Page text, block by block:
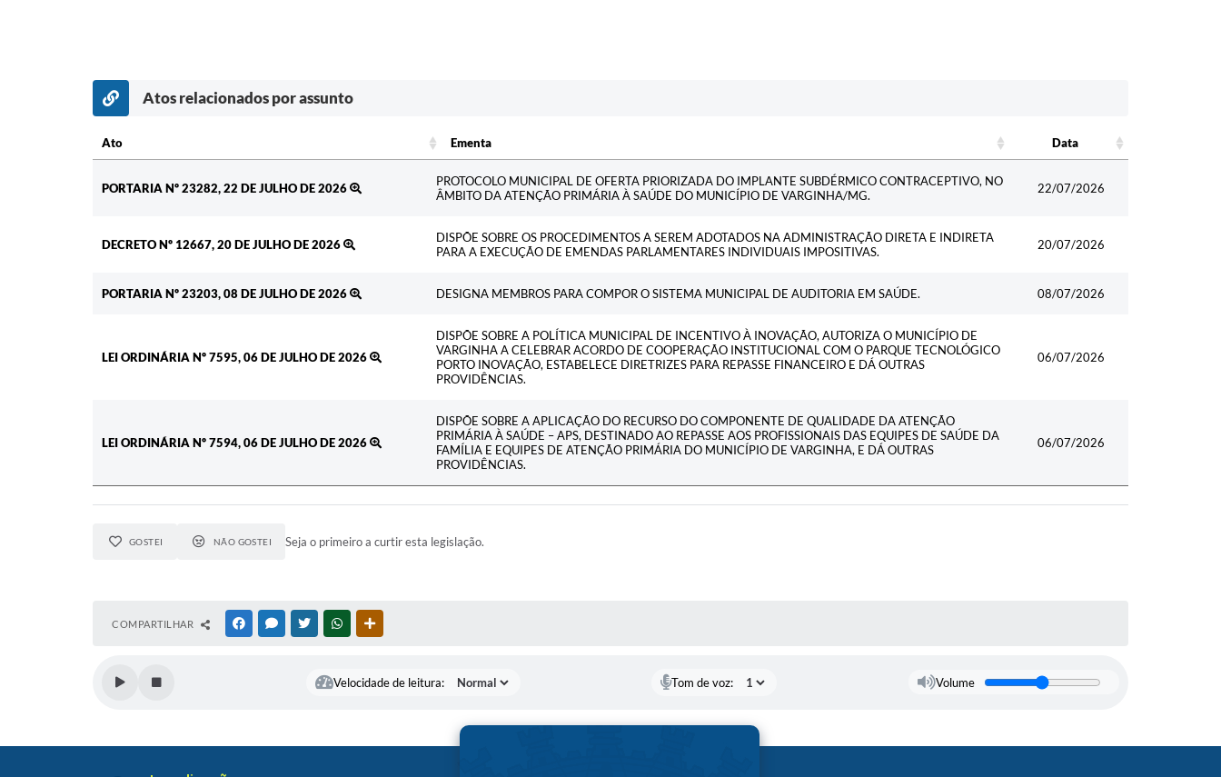
Atos relacionados por assunto
Ato Ementa
Data
PORTARIA Nº 23282, 22 DE JULHO DE 2026
PROTOCOLO MUNICIPAL DE OFERTA PRIORIZADA DO IMPLANTE SUBDÉRMICO CONTRACEPTIVO, NO
ÂMBITO DA ATENÇÃO PRIMÁRIA À SAÚDE DO MUNICÍPIO DE VARGINHA/MG.
22/07/2026
DECRETO Nº 12667, 20 DE JULHO DE 2026
DISPÕE SOBRE OS PROCEDIMENTOS A SEREM ADOTADOS NA ADMINISTRAÇÃO DIRETA E INDIRETA
PARA A EXECUÇÃO DE EMENDAS PARLAMENTARES INDIVIDUAIS IMPOSITIVAS.
20/07/2026
PORTARIA Nº 23203, 08 DE JULHO DE 2026 DESIGNA MEMBROS PARA COMPOR O SISTEMA MUNICIPAL DE AUDITORIA EM SAÚDE. 08/07/2026
LEI ORDINÁRIA Nº 7595, 06 DE JULHO DE 2026
DISPÕE SOBRE A POLÍTICA MUNICIPAL DE INCENTIVO À INOVAÇÃO, AUTORIZA O MUNICÍPIO DE
VARGINHA A CELEBRAR ACORDO DE COOPERAÇÃO INSTITUCIONAL COM O PARQUE TECNOLÓGICO
PORTO INOVAÇÃO, ESTABELECE DIRETRIZES PARA REPASSE FINANCEIRO E DÁ OUTRAS
PROVIDÊNCIAS.
06/07/2026
LEI ORDINÁRIA Nº 7594, 06 DE JULHO DE 2026
DISPÕE SOBRE A APLICAÇÃO DO RECURSO DO COMPONENTE DE QUALIDADE DA ATENÇÃO
PRIMÁRIA À SAÚDE – APS, DESTINADO AO REPASSE AOS PROFISSIONAIS DAS EQUIPES DE SAÚDE DA
FAMÍLIA E EQUIPES DE ATENÇÃO PRIMÁRIA DO MUNICÍPIO DE VARGINHA, E DÁ OUTRAS
PROVIDÊNCIAS.
06/07/2026
GOSTEI NÃO GOSTEI Seja o primeiro a curtir esta legislação.
COMPARTILHAR FACEBOOKMESSENGER
TWITTERWHATSAPP
Velocidade de leitura: Tom de voz: Volume